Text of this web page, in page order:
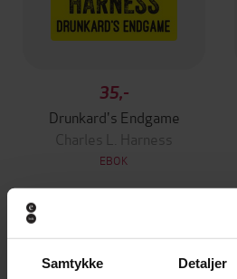
Samtykke Detaljer
35,-
Drunkard's Endgame
Charles L. Harness
EBOK
Andre har også kjøpt